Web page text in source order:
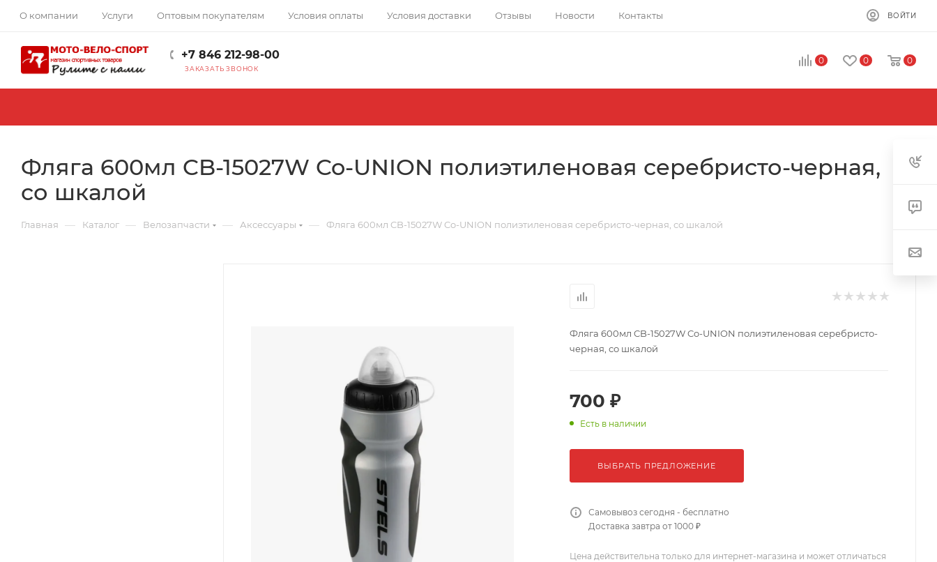
О компании Услуги Оптовым покупателям Условия оплаты Условия доставки Отзывы Новости Контакты ВОЙТИ
+7 846 212-98-00
ЗАКАЗАТЬ ЗВОНОК
0 0 0
Фляга 600мл CB-15027W Co-UNION полиэтиленовая серебристо-черная,
со шкалой
Главная — Каталог — Велозапчасти — Аксессуары — Фляга 600мл CB-15027W Co-UNION полиэтиленовая серебристо-черная, со шкалой
Фляга 600мл CB-15027W Co-UNION полиэтиленовая серебристо-
черная, со шкалой
700 ₽
Есть в наличии
ВЫБРАТЬ ПРЕДЛОЖЕНИЕ
Самовывоз сегодня - бесплатно
Доставка завтра от 1000 ₽
Цена действительна только для интернет-магазина и может отличаться